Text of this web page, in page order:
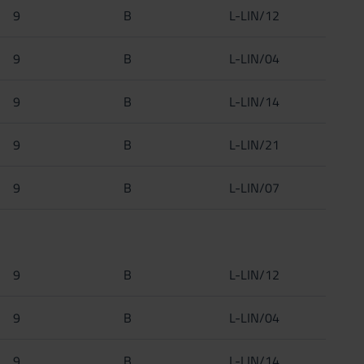
9 B L-LIN/12
9 B L-LIN/04
9 B L-LIN/14
9 B L-LIN/21
9 B L-LIN/07
9 B L-LIN/12
9 B L-LIN/04